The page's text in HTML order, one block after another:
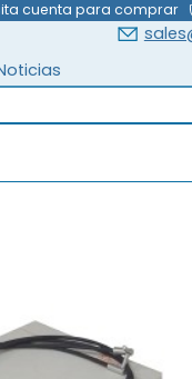
cuenta para comprar